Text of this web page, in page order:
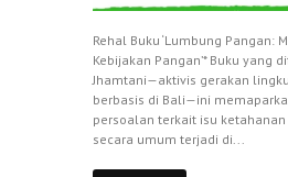
Rehal Buku ‘Lumbung Pangan:
Kebijakan Pangan’* Buku yang
Jhamtani—aktivis gerakan
berbasis di Bali—ini
persoalan terkait isu
secara umum terjadi di...